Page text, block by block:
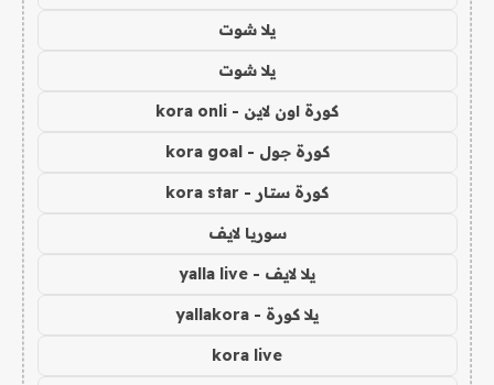
يلا شوت
يلا شوت
كورة اون لاين - kora onli
كورة جول - kora goal
كورة ستار - kora star
سوريا لايف
يلا لايف - yalla live
يلا كورة - yallakora
kora live